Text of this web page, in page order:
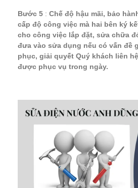
Bước 5 : Chế độ hậu mãi, bảo
cấp độ công việc mà hai bên ký
cho công việc lắp đặt, sửa chữa
đưa vào sửa dụng nếu có vấn đề
phục, giải quyết Quý khách liên
được phục vụ trong ngày.